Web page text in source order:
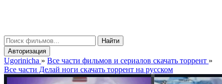
Найти
Авторизация
Ugorinicha » Все части фильмов и сериалов скачать торрент »
Все части Делай ноги скачать торрент на русском